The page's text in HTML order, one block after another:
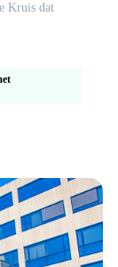
Kruis dat